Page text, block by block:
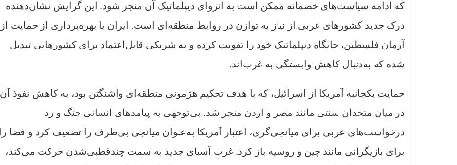
که ادامه سیاست‌های خصمانه ممکن است به انزوای دیپلماتیک آن منجر شود. این گرایش نشان‌دهنده
درک جدید کشورهای عربی از نیاز به توازن در روابط منطقه‌ای است. ایران با بهره‌برداری از حمایت از
آرمان فلسطین، جایگاه دیپلماتیک خود را تقویت کرده و به شریکی قابل‌اعتماد برای کشورهایی تبدیل
شده که به‌دنبال کاهش وابستگی به غرب‌اند.
حمایت یکجانبه آمریکا از اسرائیل، که با هدف تحکیم هژمونی منطقه‌ای واشنگتن بود، به کاهش نفوذ آن
در میان متحدان سنتی مانند مصر و اردن منجر شد. بی‌توجهی به پیامدهای انسانی جنگ و رد
درخواست‌های عربی برای میانجی‌گری، اعتبار آمریکا به‌عنوان میانجی بی‌طرف را تضعیف کرد و فضا را
برای بازیگرانی مانند چین و روسیه باز کرد. غرب آسیای جدید به سمت چندقطبی‌شدن حرکت می‌کند،